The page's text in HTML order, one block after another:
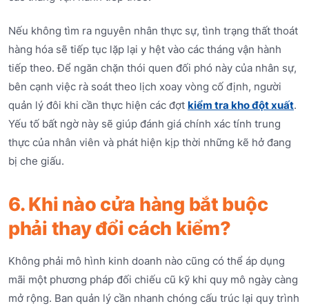
Nếu không tìm ra nguyên nhân thực sự, tình trạng thất thoát
hàng hóa sẽ tiếp tục lặp lại y hệt vào các tháng vận hành
tiếp theo. Để ngăn chặn thói quen đối phó này của nhân sự,
bên cạnh việc rà soát theo lịch xoay vòng cố định, người
quản lý đôi khi cần thực hiện các đợt kiểm tra kho đột xuất.
Yếu tố bất ngờ này sẽ giúp đánh giá chính xác tính trung
thực của nhân viên và phát hiện kịp thời những kẽ hở đang
bị che giấu.
6. Khi nào cửa hàng bắt buộc
phải thay đổi cách kiểm?
Không phải mô hình kinh doanh nào cũng có thể áp dụng
mãi một phương pháp đối chiếu cũ kỹ khi quy mô ngày càng
mở rộng. Ban quản lý cần nhanh chóng cấu trúc lại quy trình